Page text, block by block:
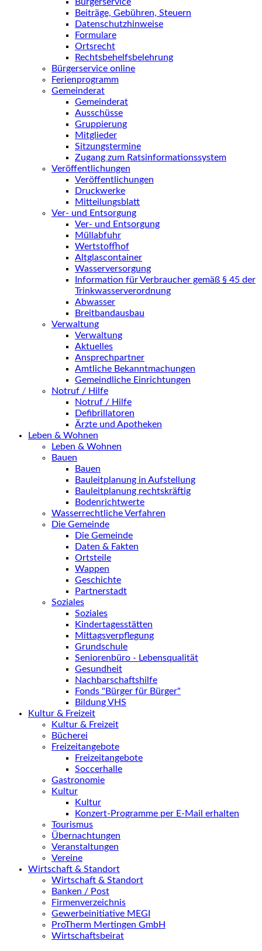
Bürgerservice
Beiträge, Gebühren, Steuern
Datenschutzhinweise
Formulare
Ortsrecht
Rechtsbehelfsbelehrung
Bürgerservice online
Ferienprogramm
Gemeinderat
Gemeinderat
Ausschüsse
Gruppierung
Mitglieder
Sitzungstermine
Zugang zum Ratsinformationssystem
Veröffentlichungen
Veröffentlichungen
Druckwerke
Mitteilungsblatt
Ver- und Entsorgung
Ver- und Entsorgung
Müllabfuhr
Wertstoffhof
Altglascontainer
Wasserversorgung
Information für Verbraucher gemäß § 45 der
Trinkwasserverordnung
Abwasser
Breitbandausbau
Verwaltung
Verwaltung
Aktuelles
Ansprechpartner
Amtliche Bekanntmachungen
Gemeindliche Einrichtungen
Notruf / Hilfe
Notruf / Hilfe
Defibrillatoren
Ärzte und Apotheken
Leben & Wohnen
Leben & Wohnen
Bauen
Bauen
Bauleitplanung in Aufstellung
Bauleitplanung rechtskräftig
Bodenrichtwerte
Wasserrechtliche Verfahren
Die Gemeinde
Die Gemeinde
Daten & Fakten
Ortsteile
Wappen
Geschichte
Partnerstadt
Soziales
Soziales
Kindertagesstätten
Mittagsverpflegung
Grundschule
Seniorenbüro - Lebensqualität
Gesundheit
Nachbarschaftshilfe
Fonds "Bürger für Bürger"
Bildung VHS
Kultur & Freizeit
Kultur & Freizeit
Bücherei
Freizeitangebote
Freizeitangebote
Soccerhalle
Gastronomie
Kultur
Kultur
Konzert-Programme per E-Mail erhalten
Tourismus
Übernachtungen
Veranstaltungen
Vereine
Wirtschaft & Standort
Wirtschaft & Standort
Banken / Post
Firmenverzeichnis
Gewerbeinitiative MEGI
ProTherm Mertingen GmbH
Wirtschaftsbeirat